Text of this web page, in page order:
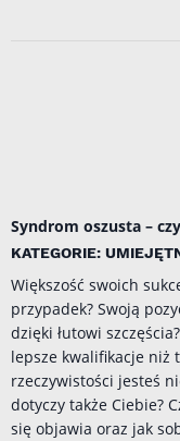
Syndrom oszusta –
KATEGORIE:
Większość swoich
przypadek? Swoją
dzięki łutowi
lepsze kwalifikacje niż
rzeczywistości jesteś
dotyczy także Ciebie?
się objawia oraz jak